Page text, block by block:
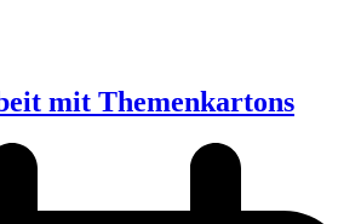
mit Themenkartons